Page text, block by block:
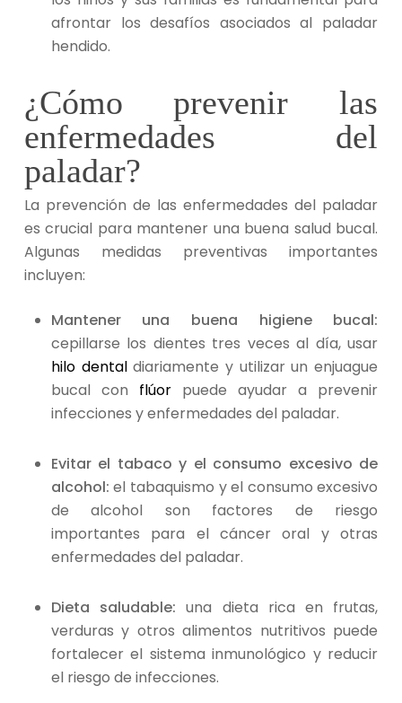
afrontar los desafíos asociados al paladar
hendido.
¿Cómo prevenir las
enfermedades del
paladar?
La prevención de las enfermedades del paladar
es crucial para mantener una buena salud bucal.
Algunas medidas preventivas importantes
incluyen:
Mantener una buena higiene bucal:
cepillarse los dientes tres veces al día, usar
hilo dentaldiariamente y utilizar un enjuague
bucal con flúorpuede ayudar a prevenir
infecciones y enfermedades del paladar.
Evitar el tabaco y el consumo excesivo de
alcohol:el tabaquismo y el consumo excesivo
de alcohol son factores de riesgo
importantes para el cáncer oral y otras
enfermedades del paladar.
Dieta saludable:una dieta rica en frutas,
verduras y otros alimentos nutritivos puede
fortalecer el sistema inmunológico y reducir
el riesgo de infecciones.